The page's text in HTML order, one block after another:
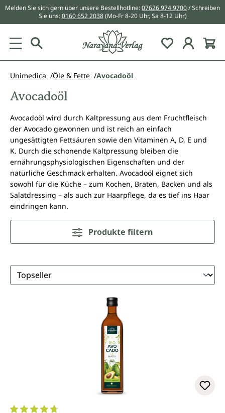
springen
Melden Sie sich gern über unsere Bestellhotline:07626 974 9700/ Schreiben
Sie uns:0160 652 2038 (Mo-Fr 8-20 Uhr, Sa 8-12 Uhr)
Du hast 0
Unimedica Öle & Fette Avocadoöl
Avocadoöl
Avocadoöl wird durch Kaltpressung aus dem Fruchtfleisch
der Avocado gewonnen und ist reich an einfach
ungesättigten Fettsäuren sowie den Vitaminen A, D, E und
K. Durch die schonende Kaltpressung bleiben die
ernährungsphysiologischen Eigenschaften und der
natürliche Geschmack erhalten. Avocadoöl eignet sich
sowohl für die Küche – zum Kochen, Braten, Backen und als
Salatdressing – als auch zur Haarpflege, da es tief ins Haar
eindringen kann.
Produkte filtern